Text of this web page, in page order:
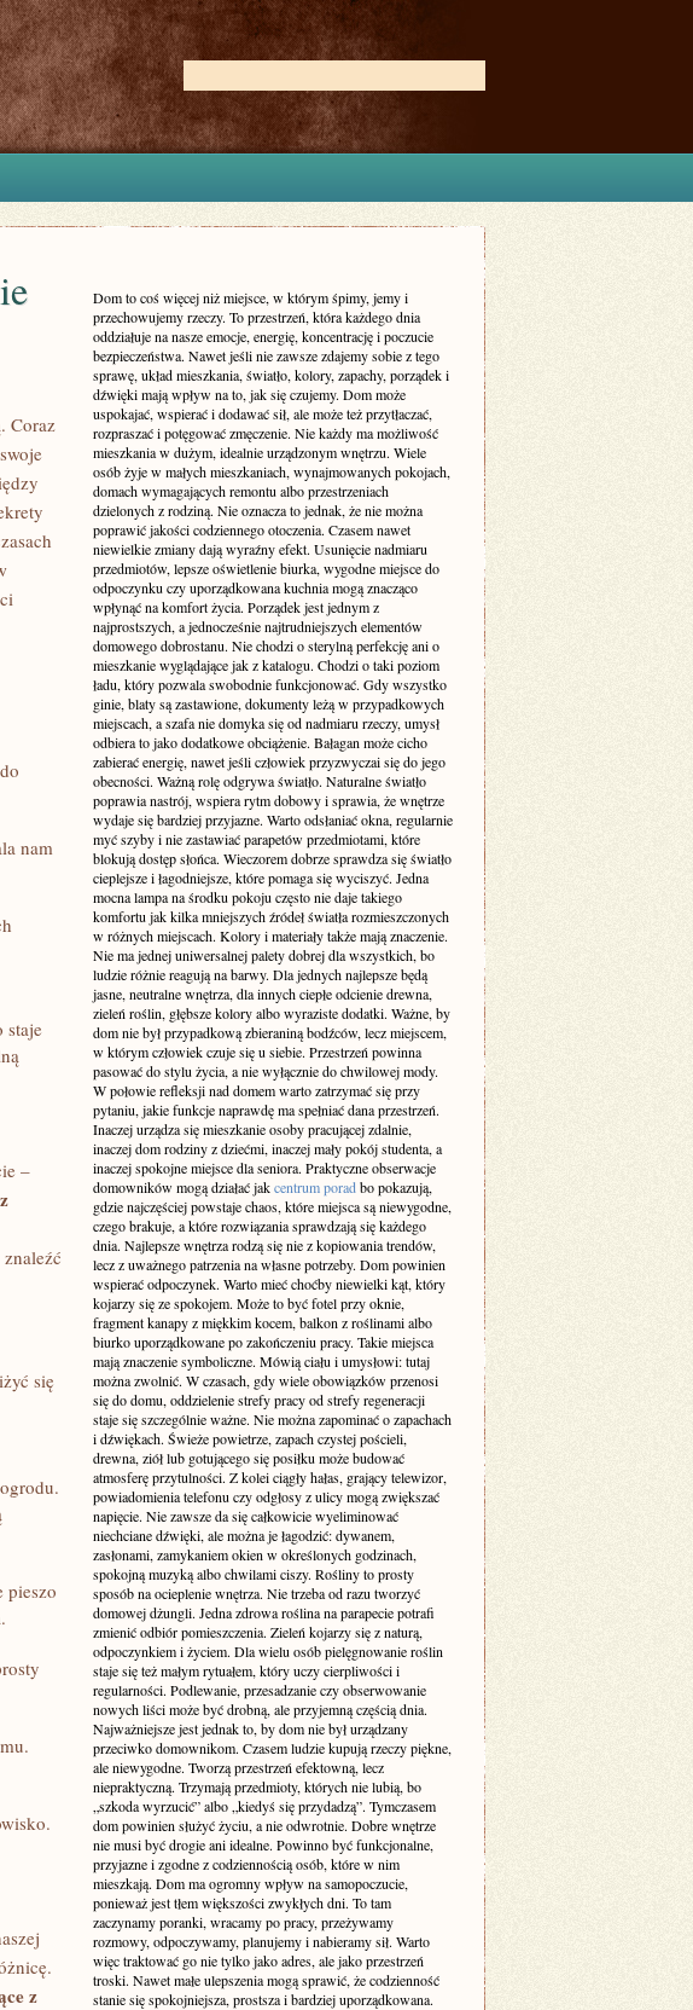
Coraz
nam
staje
–
⁤się
pieszo
z
Dom to coś więcej niż miejsce, w którym śpimy, jemy i
przechowujemy rzeczy. To przestrzeń, która każdego dnia
oddziałuje na nasze emocje, energię, koncentrację i poczucie
bezpieczeństwa. Nawet jeśli nie zawsze zdajemy sobie z tego
sprawę, układ mieszkania, światło, kolory, zapachy, porządek i
dźwięki mają wpływ na to, jak się czujemy. Dom może
uspokajać, wspierać i dodawać sił, ale może też przytłaczać,
rozpraszać i potęgować zmęczenie. Nie każdy ma możliwość
mieszkania w dużym, idealnie urządzonym wnętrzu. Wiele
osób żyje w małych mieszkaniach, wynajmowanych pokojach,
domach wymagających remontu albo przestrzeniach
dzielonych z rodziną. Nie oznacza to jednak, że nie można
poprawić jakości codziennego otoczenia. Czasem nawet
niewielkie zmiany dają wyraźny efekt. Usunięcie nadmiaru
przedmiotów, lepsze oświetlenie biurka, wygodne miejsce do
odpoczynku czy uporządkowana kuchnia mogą znacząco
wpłynąć na komfort życia. Porządek jest jednym z
najprostszych, a jednocześnie najtrudniejszych elementów
domowego dobrostanu. Nie chodzi o sterylną perfekcję ani o
mieszkanie wyglądające jak z katalogu. Chodzi o taki poziom
ładu, który pozwala swobodnie funkcjonować. Gdy wszystko
ginie, blaty są zastawione, dokumenty leżą w przypadkowych
miejscach, a szafa nie domyka się od nadmiaru rzeczy, umysł
odbiera to jako dodatkowe obciążenie. Bałagan może cicho
zabierać energię, nawet jeśli człowiek przyzwyczai się do jego
obecności. Ważną rolę odgrywa światło. Naturalne światło
poprawia nastrój, wspiera rytm dobowy i sprawia, że wnętrze
wydaje się bardziej przyjazne. Warto odsłaniać okna, regularnie
myć szyby i nie zastawiać parapetów przedmiotami, które
blokują dostęp słońca. Wieczorem dobrze sprawdza się światło
cieplejsze i łagodniejsze, które pomaga się wyciszyć. Jedna
mocna lampa na środku pokoju często nie daje takiego
komfortu jak kilka mniejszych źródeł światła rozmieszczonych
w różnych miejscach. Kolory i materiały także mają znaczenie.
Nie ma jednej uniwersalnej palety dobrej dla wszystkich, bo
ludzie różnie reagują na barwy. Dla jednych najlepsze będą
jasne, neutralne wnętrza, dla innych ciepłe odcienie drewna,
zieleń roślin, głębsze kolory albo wyraziste dodatki. Ważne, by
dom nie był przypadkową zbieraniną bodźców, lecz miejscem,
w którym człowiek czuje się u siebie. Przestrzeń powinna
pasować do stylu życia, a nie wyłącznie do chwilowej mody.
W połowie refleksji nad domem warto zatrzymać się przy
pytaniu, jakie funkcje naprawdę ma spełniać dana przestrzeń.
Inaczej urządza się mieszkanie osoby pracującej zdalnie,
inaczej dom rodziny z dziećmi, inaczej mały pokój studenta, a
inaczej spokojne miejsce dla seniora. Praktyczne obserwacje
domowników mogą działać jakcentrum poradbo pokazują,
gdzie najczęściej powstaje chaos, które miejsca są niewygodne,
czego brakuje, a które rozwiązania sprawdzają się każdego
dnia. Najlepsze wnętrza rodzą się nie z kopiowania trendów,
lecz z uważnego patrzenia na własne potrzeby. Dom powinien
wspierać odpoczynek. Warto mieć choćby niewielki kąt, który
kojarzy się ze spokojem. Może to być fotel przy oknie,
fragment kanapy z miękkim kocem, balkon z roślinami albo
biurko uporządkowane po zakończeniu pracy. Takie miejsca
mają znaczenie symboliczne. Mówią ciału i umysłowi: tutaj
można zwolnić. W czasach, gdy wiele obowiązków przenosi
się do domu, oddzielenie strefy pracy od strefy regeneracji
staje się szczególnie ważne. Nie można zapominać o zapachach
i dźwiękach. Świeże powietrze, zapach czystej pościeli,
drewna, ziół lub gotującego się posiłku może budować
atmosferę przytulności. Z kolei ciągły hałas, grający telewizor,
powiadomienia telefonu czy odgłosy z ulicy mogą zwiększać
napięcie. Nie zawsze da się całkowicie wyeliminować
niechciane dźwięki, ale można je łagodzić: dywanem,
zasłonami, zamykaniem okien w określonych godzinach,
spokojną muzyką albo chwilami ciszy. Rośliny to prosty
sposób na ocieplenie wnętrza. Nie trzeba od razu tworzyć
domowej dżungli. Jedna zdrowa roślina na parapecie potrafi
zmienić odbiór pomieszczenia. Zieleń kojarzy się z naturą,
odpoczynkiem i życiem. Dla wielu osób pielęgnowanie roślin
staje się też małym rytuałem, który uczy cierpliwości i
regularności. Podlewanie, przesadzanie czy obserwowanie
nowych liści może być drobną, ale przyjemną częścią dnia.
Najważniejsze jest jednak to, by dom nie był urządzany
przeciwko domownikom. Czasem ludzie kupują rzeczy piękne,
ale niewygodne. Tworzą przestrzeń efektowną, lecz
niepraktyczną. Trzymają przedmioty, których nie lubią, bo
„szkoda wyrzucić” albo „kiedyś się przydadzą”. Tymczasem
dom powinien służyć życiu, a nie odwrotnie. Dobre wnętrze
nie musi być drogie ani idealne. Powinno być funkcjonalne,
przyjazne i zgodne z codziennością osób, które w nim
mieszkają. Dom ma ogromny wpływ na samopoczucie,
ponieważ jest tłem większości zwykłych dni. To tam
zaczynamy poranki, wracamy po pracy, przeżywamy
rozmowy, odpoczywamy, planujemy i nabieramy sił. Warto
więc traktować go nie tylko jako adres, ale jako przestrzeń
troski. Nawet małe ulepszenia mogą sprawić, że codzienność
stanie się spokojniejsza, prostsza i bardziej uporządkowana.